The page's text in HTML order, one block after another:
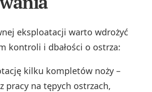
eksploatacji warto wdrożyć
kontroli i dbałości o ostrza:
kilku kompletów noży –
pracy na tępych ostrzach,